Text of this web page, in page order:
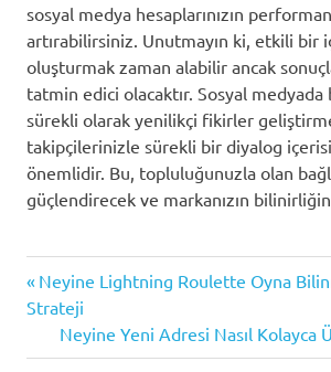
sosyal medya hesaplarınızın
artırabilirsiniz. Unutmayın ki, etkili bir
oluşturmak zaman alabilir ancak
tatmin edici olacaktır. Sosyal medyada
sürekli olarak yenilikçi fikirler
takipçilerinizle sürekli bir diyalog
önemlidir. Bu, topluluğunuzla olan
güçlendirecek ve markanızın
Kitle
Analizi
Yazı
gezinmesi
Previous
Post:
Neyine Lightning Roulette Oyna
Strateji
Next
Post:
Neyine Yeni Adresi Nasıl Kolayca